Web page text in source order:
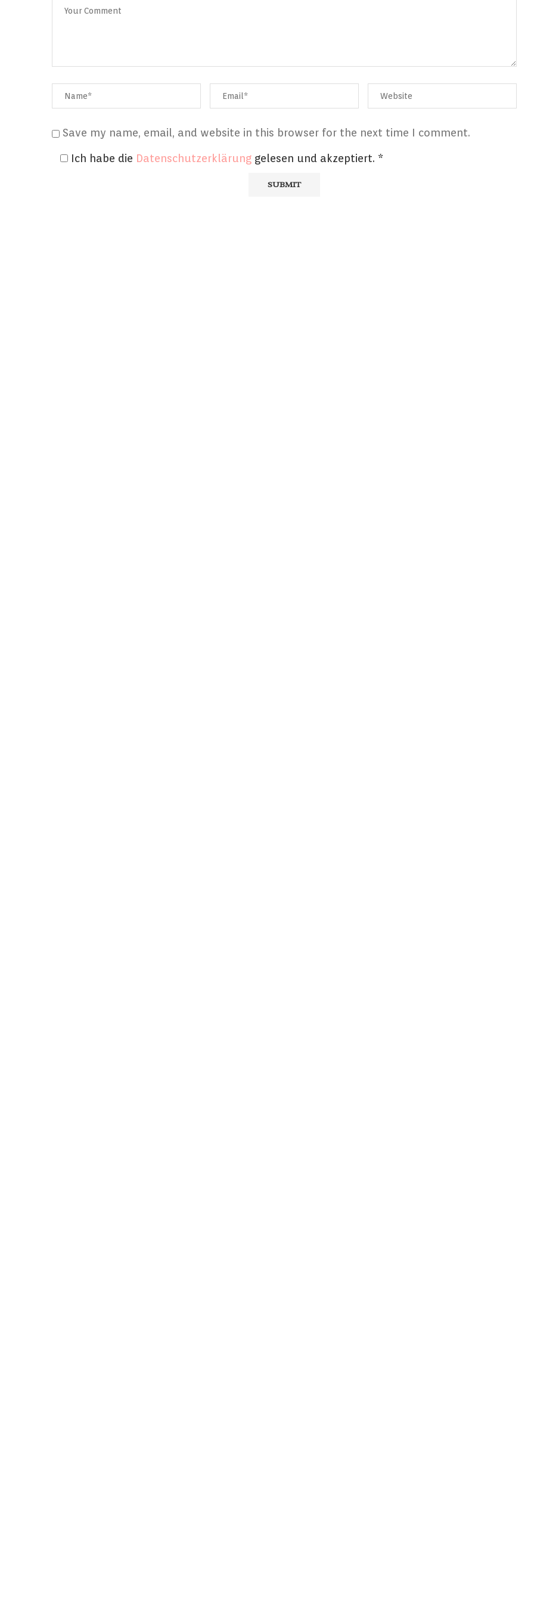
Save my name, email, and website in this browser for the next time I comment.
Ich habe die Datenschutzerklärung gelesen und akzeptiert. *